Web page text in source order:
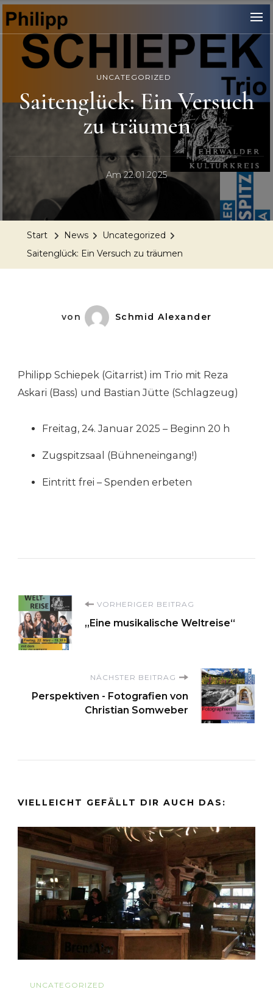
UNCATEGORIZED
Saitenglück: Ein Versuch
zu träumen
Am22.01.2025
Start News
Uncategorized
Saitenglück: Ein Versuch zu träumen
von Schmid Alexander
Philipp Schiepek (Gitarrist) im Trio mit Reza
Askari (Bass) und Bastian Jütte (Schlagzeug)
Freitag, 24. Januar 2025 – Beginn 20 h
Zugspitzsaal (Bühneneingang!)
Eintritt frei – Spenden erbeten
Beitragsnavigation
VORHERIGER BEITRAG
„Eine musikalische Weltreise“
NÄCHSTER BEITRAG
Perspektiven - Fotografien von
Christian Somweber
VIELLEICHT GEFÄLLT DIR AUCH DAS:
UNCATEGORIZED